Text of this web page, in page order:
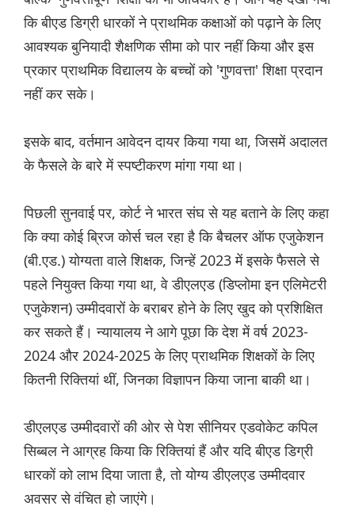
कि बीएड डिग्री धारकों ने प्राथमिक कक्षाओं को पढ़ाने के लिए
आवश्यक बुनियादी शैक्षणिक सीमा को पार नहीं किया और इस
प्रकार प्राथमिक विद्यालय के बच्चों को 'गुणवत्ता' शिक्षा प्रदान
नहीं कर सके।
इसके बाद, वर्तमान आवेदन दायर किया गया था, जिसमें अदालत
के फैसले के बारे में स्पष्टीकरण मांगा गया था।
पिछली सुनवाई पर, कोर्ट ने भारत संघ से यह बताने के लिए कहा
कि क्या कोई ब्रिज कोर्स चल रहा है कि बैचलर ऑफ एजुकेशन
(बी.एड.) योग्यता वाले शिक्षक, जिन्हें 2023 में इसके फैसले से
पहले नियुक्त किया गया था, वे डीएलएड (डिप्लोमा इन एलिमेटरी
एजुकेशन) उम्मीदवारों के बराबर होने के लिए खुद को प्रशिक्षित
कर सकते हैं। न्यायालय ने आगे पूछा कि देश में वर्ष 2023-
2024 और 2024-2025 के लिए प्राथमिक शिक्षकों के लिए
कितनी रिक्तियां थीं, जिनका विज्ञापन किया जाना बाकी था।
डीएलएड उम्मीदवारों की ओर से पेश सीनियर एडवोकेट कपिल
सिब्बल ने आग्रह किया कि रिक्तियां हैं और यदि बीएड डिग्री
धारकों को लाभ दिया जाता है, तो योग्य डीएलएड उम्मीदवार
अवसर से वंचित हो जाएंगे।